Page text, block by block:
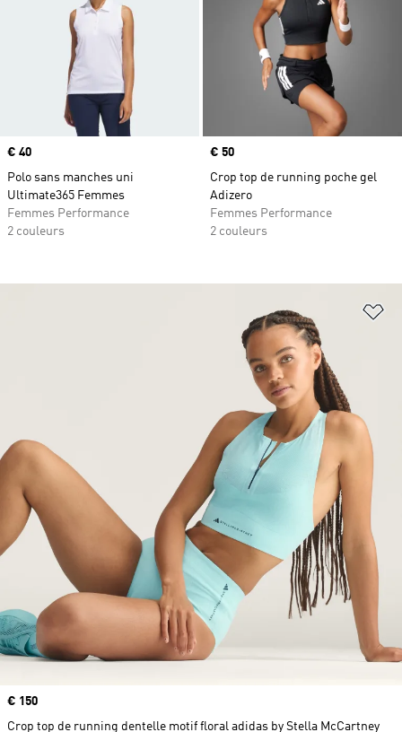
Prix
€ 40
Polo sans manches uni
Ultimate365 Femmes
Femmes Performance
2 couleurs
Prix
€ 50
Crop top de running poche gel
Adizero
Femmes Performance
2 couleurs
Prix
€ 150
Crop top de running dentelle motif floral adidas by Stella McCartney